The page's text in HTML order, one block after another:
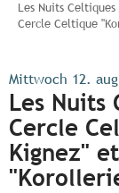
Les Nuits
Cercle Celtique
Mittwoch 12.
Les Nuits
Cercle
Kignez"